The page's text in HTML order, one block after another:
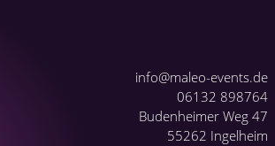
info@maleo-events.de
06132 898764
Budenheimer Weg 47
55262 Ingelheim